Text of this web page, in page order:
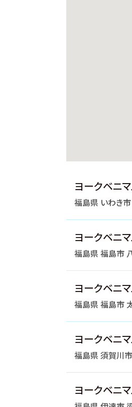
ヨークベニ
福島県 いわき
ヨークベニ
福島県 福島市
ヨークベニ
福島県 福島市
ヨークベニ
福島県 須賀川
ヨークベニ